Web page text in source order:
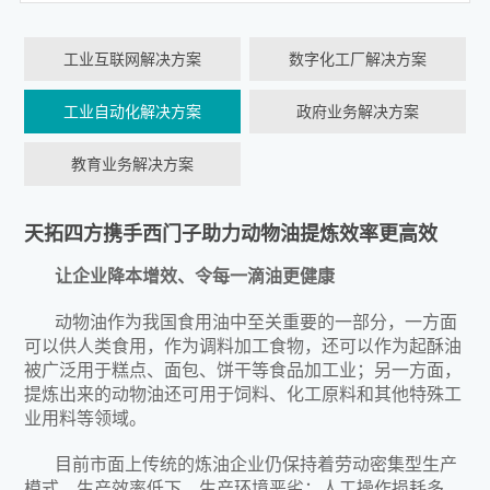
工业互联网解决方案 数字化工厂解决方案
工业自动化解决方案 政府业务解决方案
教育业务解决方案
天拓四方携手西门子助力动物油提炼效率更高效
让企业降本增效、令每一滴油更健康
动物油作为我国食用油中至关重要的一部分，一方面
可以供人类食用，作为调料加工食物，还可以作为起酥油
被广泛用于糕点、面包、饼干等食品加工业；另一方面，
提炼出来的动物油还可用于饲料、化工原料和其他特殊工
业用料等领域。
目前市面上传统的炼油企业仍保持着劳动密集型生产